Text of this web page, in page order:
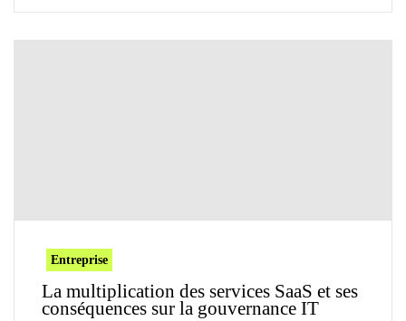
Entreprise
La multiplication des services SaaS et ses
conséquences sur la gouvernance IT